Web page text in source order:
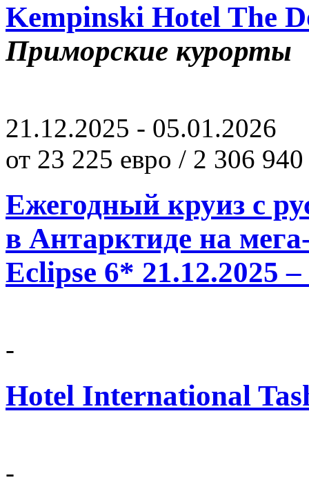
Kempinski Hotel The
Приморские курорты
21.12.2025 - 05.01.2026
от 23 225 евро / 2 306
Ежегодный круиз с
в Антарктиде на
Eclipse 6* 21.12.2025 –
-
Hotel International
-